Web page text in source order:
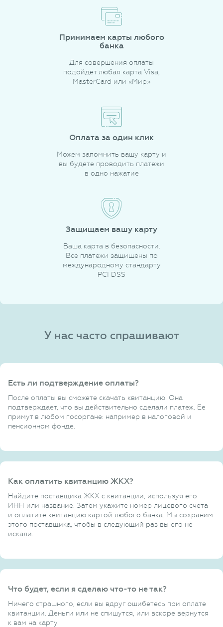
Принимаем карты любого
банка
Для совершения оплаты
подойдет любая карта Visa,
MasterCard или «Мир»
Оплата за один клик
Можем запомнить вашу карту и
вы будете проводить платежи
в одно нажатие
Защищаем вашу карту
Ваша карта в безопасности.
Все платежи защищены по
международному стандарту
PCI DSS
У нас часто спрашивают
Есть ли подтверждение оплаты?
После оплаты вы сможете скачать квитанцию. Она
подтверждает, что вы действительно сделали платеж. Ее
примут в любом госоргане: например в налоговой и
пенсионном фонде.
Как оплатить квитанцию ЖКХ?
Найдите поставщика ЖКХ с квитанции, используя его
ИНН или название. Затем укажите номер лицевого счета
и оплатите квитанцию картой любого банка. Мы сохраним
этого поставщика, чтобы в следующий раз вы его не
искали.
Что будет, если я сделаю что-то не так?
Ничего страшного, если вы вдруг ошибетесь при оплате
квитанции. Деньги или не спишутся, или вскоре вернутся
к вам на карту.